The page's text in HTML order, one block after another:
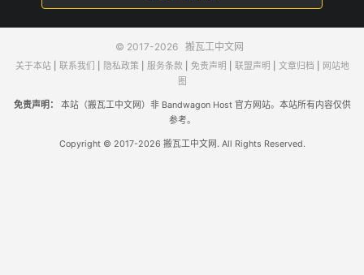
© 2017-2026 搬瓦工中文网
关于本站| 联系我们 隐私政策 服务条款 免责声明 联盟声明 文章归档
网站地
图
免责声明：
本站（搬瓦工中文网）非 Bandwagon Host 官方网站。本站所有内容仅供
参考。
Copyright © 2017-2026 搬瓦工中文网. All Rights Reserved.